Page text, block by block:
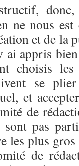
donc,
ne nous est
et de la
ai appris
choisis
se
et
de
sont pas
les plus
de